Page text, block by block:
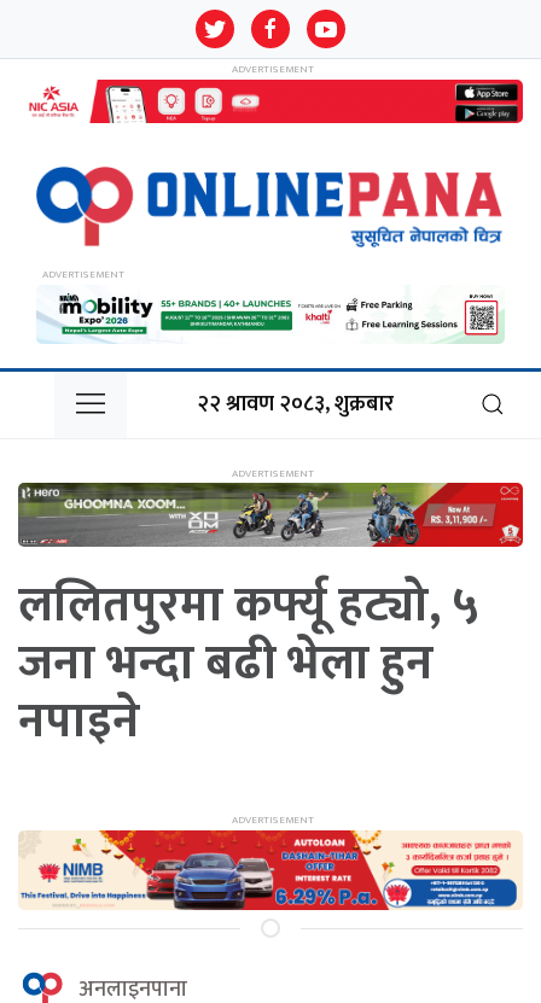
२२ श्रावण २०८३, शुक्रबार
ललितपुरमा कर्फ्यू हट्यो, ५
जना भन्दा बढी भेला हुन
नपाइने
अनलाइनपाना